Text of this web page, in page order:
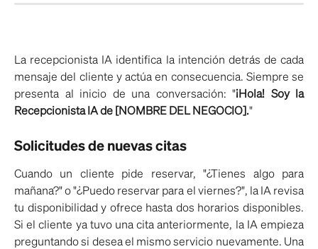
La recepcionista IA identifica la intención detrás de cada
mensaje del cliente y actúa en consecuencia. Siempre se
presenta al inicio de una conversación: "¡Hola! Soy la
Recepcionista IA de [NOMBRE DEL NEGOCIO]."
Solicitudes de nuevas citas
Cuando un cliente pide reservar, "¿Tienes algo para
mañana?" o "¿Puedo reservar para el viernes?", la IA revisa
tu disponibilidad y ofrece hasta dos horarios disponibles.
Si el cliente ya tuvo una cita anteriormente, la IA empieza
preguntando si desea el mismo servicio nuevamente. Una